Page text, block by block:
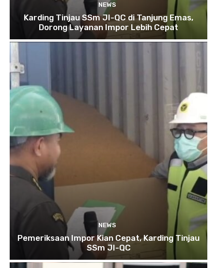
NEWS
Karding Tinjau SSm JI-QC di Tanjung Emas,
Dorong Layanan Impor Lebih Cepat
NEWS
Pemeriksaan Impor Kian Cepat, Karding Tinjau
SSm JI-QC